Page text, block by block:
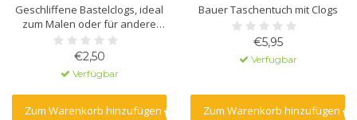
Geschliffene Bastelclogs, ideal
zum Malen oder für andere
Bastelarbeiten
€2,50
Verfügbar
Zum Warenkorb hinzufügen
Bauer Taschentuch mit Clogs
€5,95
Verfügbar
Zum Warenkorb hinzufügen